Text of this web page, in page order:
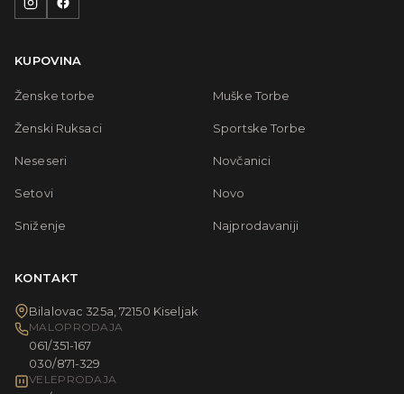
KUPOVINA
Ženske torbe Muške Torbe
Ženski Ruksaci Sportske Torbe
Neseseri Novčanici
Setovi Novo
Sniženje Najprodavaniji
KONTAKT
Bilalovac 325a, 72150 Kiseljak
MALOPRODAJA
061/351-167
030/871-329
VELEPRODAJA